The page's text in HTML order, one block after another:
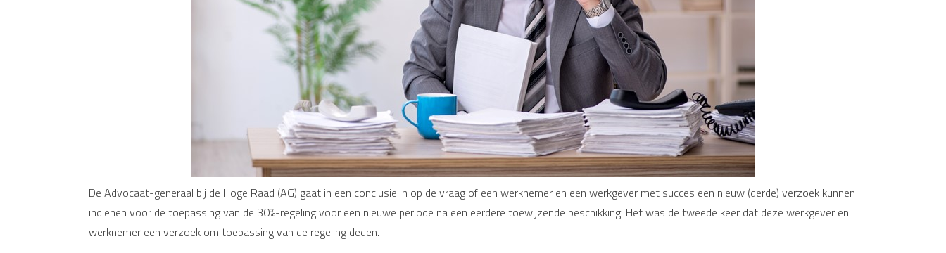
De Advocaat-generaal bij de Hoge Raad (AG) gaat in een conclusie in op de vraag of een werknemer en een werkgever met succes een nieuw (derde) verzoek kunnen
indienen voor de toepassing van de 30%-regeling voor een nieuwe periode na een eerdere toewijzende beschikking. Het was de tweede keer dat deze werkgever en
werknemer een verzoek om toepassing van de regeling deden.